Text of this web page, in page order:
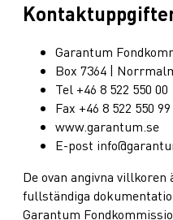
Garantum
Box 7364 |
Tel +46 8 522 550 00
Fax +46 8 522 550 99
www.garantum.se
E-post
De ovan angivna
fullständiga
Garantum